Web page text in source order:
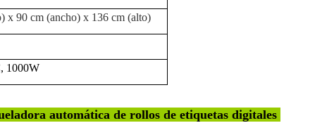
x 90 cm (ancho) x 136 cm (alto)
1000W
automática de rollos de etiquetas digitales